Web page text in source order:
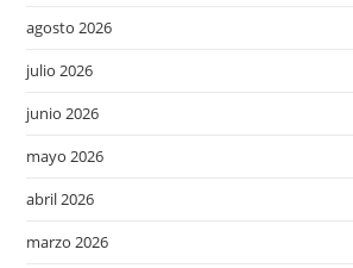
agosto 2026
julio 2026
junio 2026
mayo 2026
abril 2026
marzo 2026